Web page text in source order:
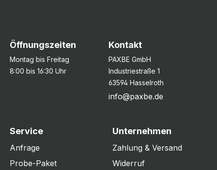
Öffnungszeiten
Montag bis Freitag
8:00 bis 16:30 Uhr
Kontakt
PAXBE GmbH
Industriestraße 1
63594 Hasselroth
info@paxbe.de
Service
Anfrage
Probe-Paket
Unternehmen
Zahlung & Versand
Widerruf